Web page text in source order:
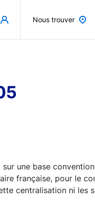
Nous trouver
une base
française, pour le
centralisation ni les